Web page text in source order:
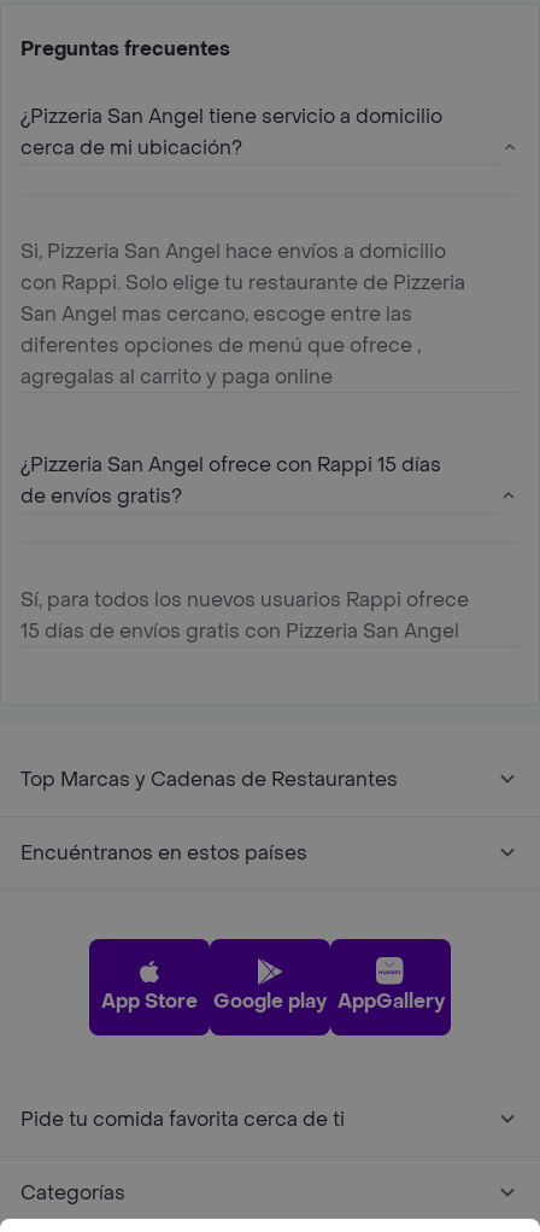
Preguntas frecuentes
¿Pizzeria San Angel tiene servicio a domicilio
cerca de mi ubicación?
Si, Pizzeria San Angel hace envíos a domicilio
con Rappi. Solo elige tu restaurante de Pizzeria
San Angel mas cercano, escoge entre las
diferentes opciones de menú que ofrece ,
agregalas al carrito y paga online
¿Pizzeria San Angel ofrece con Rappi 15 días
de envíos gratis?
Sí, para todos los nuevos usuarios Rappi ofrece
15 días de envíos gratis con Pizzeria San Angel
Top Marcas y Cadenas de Restaurantes
Encuéntranos en estos países
App Store Google play AppGallery
Pide tu comida favorita cerca de ti
Categorías